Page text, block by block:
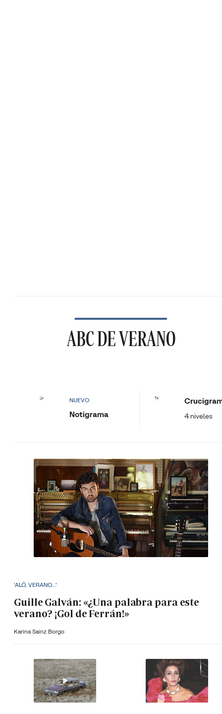
ABC DE VERANO
NUEVO
Notigrama 4 niveles
'ALÓ, VERANO...'
Guille Galván: «¿Una palabra para este
verano? ¡Gol de Ferrán!»
Karina Sainz Borgo